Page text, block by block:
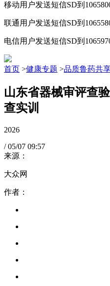
移动用户发送短信SD到
联通用户发送短信SD到
电信用户发送短信SD到
首页 >健康专题 >品质鲁药共
山东省器械审评查
查实训
2026
/ 05/07 09:57
来源：
大众网
作者：